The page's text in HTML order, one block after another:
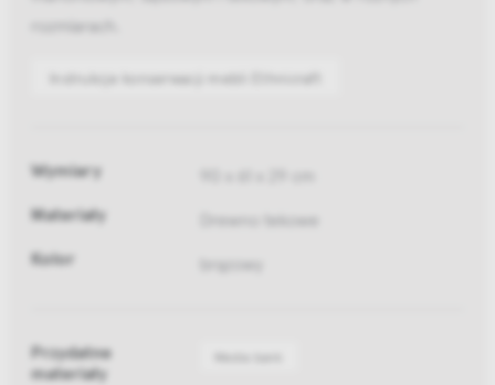
rozmiarach.
Instrukcje konserwacji mebli Ethnicraft
Wymiary
Materiały Drewno tekowe
Kolor brązowy
Przydatne
materiały
Media bank